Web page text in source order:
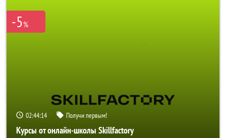
-5%
02:44:11 Получи первым!
Курсы от онлайн-школы Skillfactory